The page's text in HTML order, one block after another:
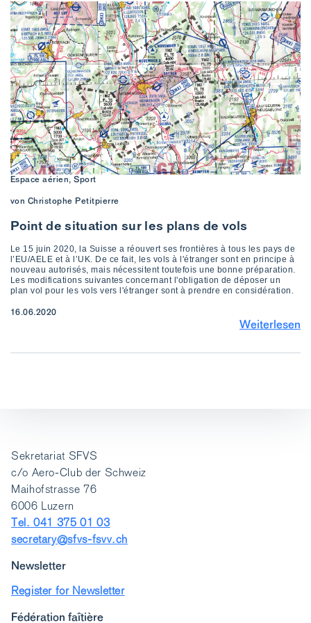
Espace aérien, Sport
von Christophe Petitpierre
Point de situation sur les plans de vols
Le 15 juin 2020, la Suisse a réouvert ses frontières à tous les pays de
l’EU/AELE et à l’UK. De ce fait, les vols à l'étranger sont en principe à
nouveau autorisés, mais nécessitent toutefois une bonne préparation.
Les modifications suivantes concernant l'obligation de déposer un
plan vol pour les vols vers l'étranger sont à prendre en considération.
16.06.2020
Weiterlesen
Sekretariat SFVS
c/o Aero-Club der Schweiz
Maihofstrasse 76
6006 Luzern
Tel. 041 375 01 03
secretary@sfvs-fsvv.ch
Newsletter
Register for Newsletter
Fédération faîtière